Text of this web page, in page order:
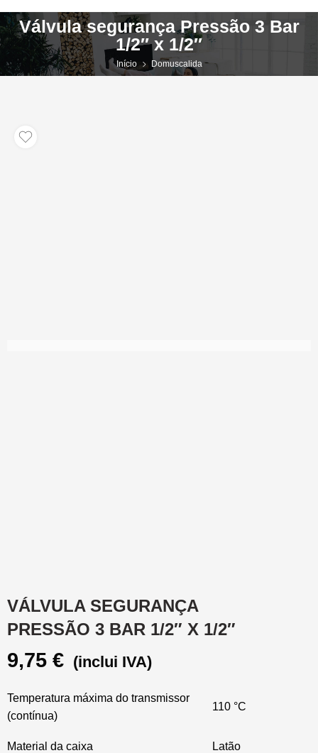
Válvula segurança Pressão 3 Bar
1/2″ x 1/2″
Início Domuscalida
VÁLVULA SEGURANÇA
PRESSÃO 3 BAR 1/2″ X 1/2″
9,75 € (inclui IVA)
Temperatura máxima do transmissor
(contínua)
110 °C
Material da caixa Latão